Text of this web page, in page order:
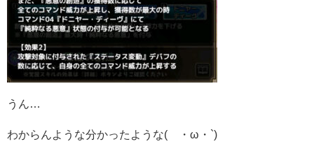
うん…
わからんような分かったような(´・ω・`)